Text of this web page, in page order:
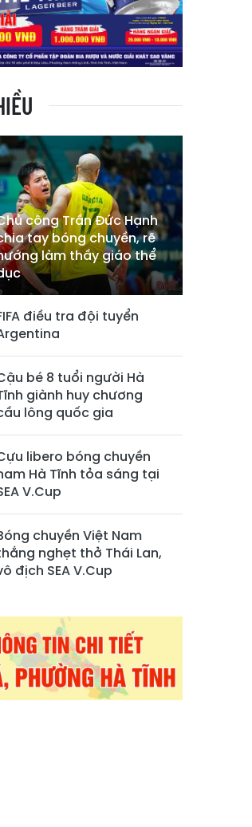
công Trần Đức Hạnh
tay bóng chuyền, rẽ
làm thầy giáo thể
điều tra đội tuyển
bé 8 tuổi người Hà
giành huy chương
lông quốc gia
libero bóng chuyền
Hà Tĩnh tỏa sáng tại
V.Cup
chuyền Việt Nam
nghẹt thở Thái Lan,
địch SEA V.Cup